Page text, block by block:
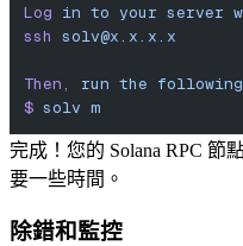
Log in to your server
ssh solv@x.x.x.x
Then, run the following
$ solv m
完成！您的 Solana RPC 節
要一些時間。
除錯和監控